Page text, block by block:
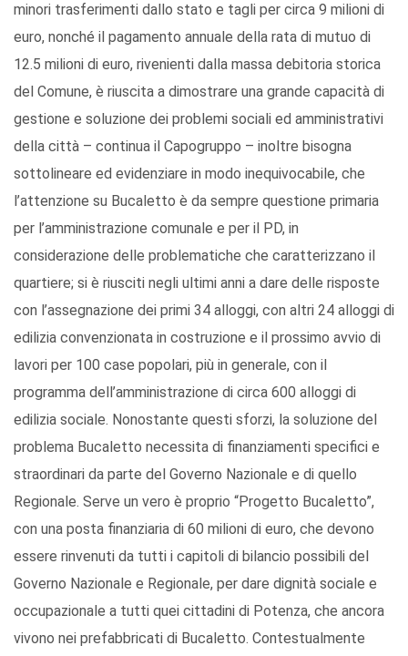
minori trasferimenti dallo stato e tagli per circa 9 milioni di
euro, nonché il pagamento annuale della rata di mutuo di
12.5 milioni di euro, rivenienti dalla massa debitoria storica
del Comune, è riuscita a dimostrare una grande capacità di
gestione e soluzione dei problemi sociali ed amministrativi
della città – continua il Capogruppo – inoltre bisogna
sottolineare ed evidenziare in modo inequivocabile, che
l’attenzione su Bucaletto è da sempre questione primaria
per l’amministrazione comunale e per il PD, in
considerazione delle problematiche che caratterizzano il
quartiere; si è riusciti negli ultimi anni a dare delle risposte
con l’assegnazione dei primi 34 alloggi, con altri 24 alloggi di
edilizia convenzionata in costruzione e il prossimo avvio di
lavori per 100 case popolari, più in generale, con il
programma dell’amministrazione di circa 600 alloggi di
edilizia sociale. Nonostante questi sforzi, la soluzione del
problema Bucaletto necessita di finanziamenti specifici e
straordinari da parte del Governo Nazionale e di quello
Regionale. Serve un vero è proprio “Progetto Bucaletto”,
con una posta finanziaria di 60 milioni di euro, che devono
essere rinvenuti da tutti i capitoli di bilancio possibili del
Governo Nazionale e Regionale, per dare dignità sociale e
occupazionale a tutti quei cittadini di Potenza, che ancora
vivono nei prefabbricati di Bucaletto. Contestualmente